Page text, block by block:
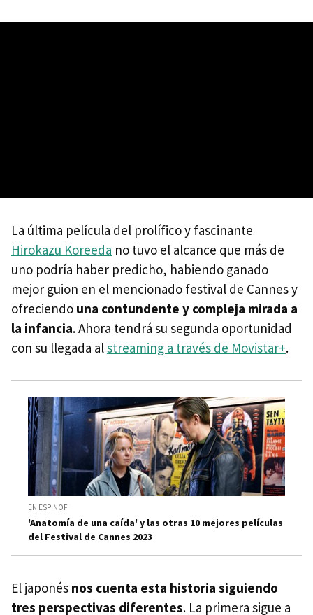
La última película del prolífico y fascinante
Hirokazu Koreeda no tuvo el alcance que más de
uno podría haber predicho, habiendo ganado
mejor guion en el mencionado festival de Cannes y
ofreciendo una contundente y compleja mirada a
la infancia. Ahora tendrá su segunda oportunidad
con su llegada alstreaming a través de Movistar+.
EN ESPINOF
'Anatomía de una caída' y las otras 10 mejores películas
del Festival de Cannes 2023
El japonés nos cuenta esta historia siguiendo
tres perspectivas diferentes. La primera sigue a